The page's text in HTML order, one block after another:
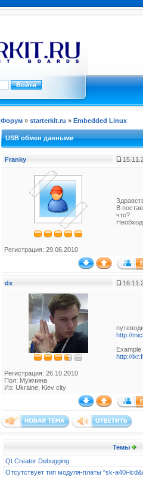
Форум » starterkit.ru » Embedded Linux
USB обмен данными
Franky
Регистрация: 29.06.2010
В
что?
dx
Регистрация: 26.10.2010
Пол: Мужчина
Из: Ukraine, Kiev city
http://
http://
Темы
Qt Creator Debugging
Отсутствует тип модуля-платы "sk-a40i-